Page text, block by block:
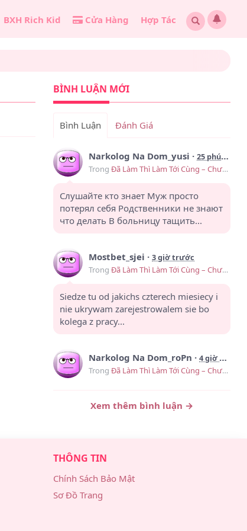
BXH Rich Kid Cửa Hàng Hợp Tác
BÌNH LUẬN MỚI
Bình Luận Đánh Giá
Narkolog Na Dom_yusi ·25 phút trước
TrongĐã Làm Thì Làm Tới Cùng – Chương 9
Слушайте кто знает Муж просто
потерял себя Родственники не знают
что делать В больницу тащить...
Mostbet_sjei ·3 giờ trước
TrongĐã Làm Thì Làm Tới Cùng – Chương 9
Siedze tu od jakichs czterech miesiecy i
nie ukrywam zarejestrowalem sie bo
kolega z pracy...
Narkolog Na Dom_roPn ·4 giờ trước
TrongĐã Làm Thì Làm Tới Cùng – Chương 9
человек уже несколько дней в запое
Avet Mirakyan_lnPa
Предприниматели отзовитесь То
Xem thêm bình luận →
THÔNG TIN
Chính Sách Bảo Mật
Sơ Đồ Trang